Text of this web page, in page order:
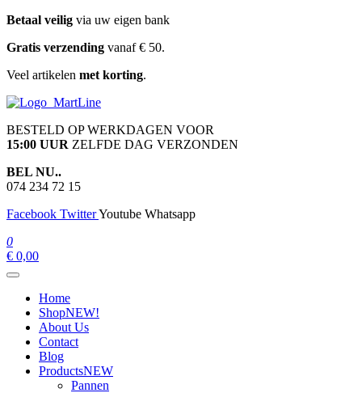
Ga
de
Betaal veilig via uw eigen bank
Gratis verzending vanaf € 50.
Veel artikelen met korting.
martline.nl
BESTELD OP WERKDAGEN VOOR
15:00 UUR ZELFDE DAG VERZONDEN
BEL NU..
074 234 72 15
Facebook TwitterYoutube Whatsapp
0
€ 0,00
Home
ShopNEW!
About Us
Contact
Blog
ProductsNEW
Pannen